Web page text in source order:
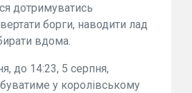
дотримуватись
борги, наводити лад
вдома.
до 14:23, 5 серпня,
у королівському